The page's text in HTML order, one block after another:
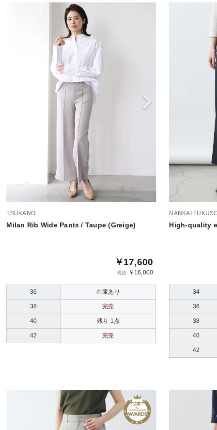
TSUKANO
Milan Rib Wide Pants / Taupe (Greige)
￥17,600
税抜 ￥16,000
36 在庫あり
38 完売
40 残り 1点
42 完売
NANKAI
High-quality
34
36
38
40
42